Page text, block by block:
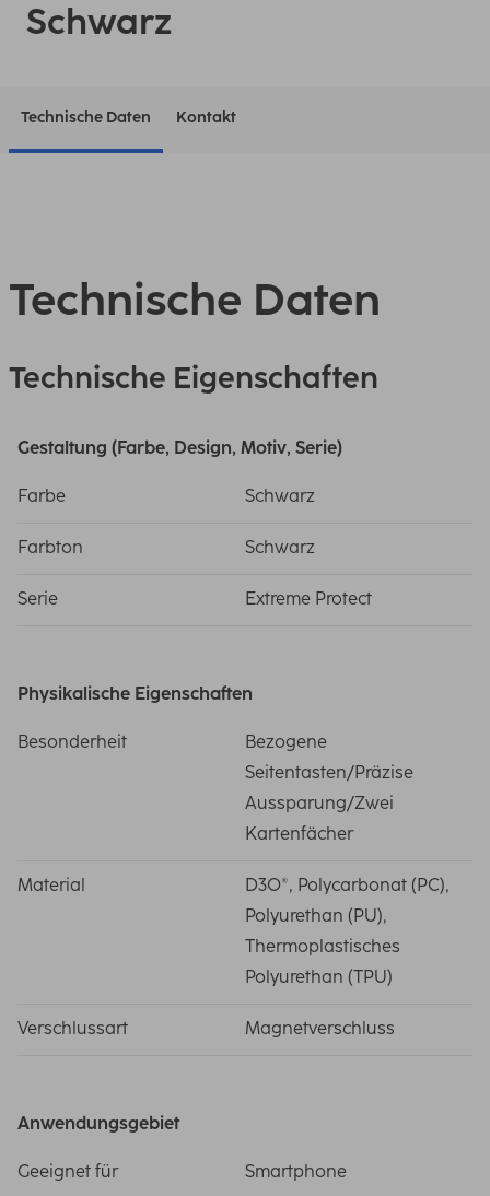
Schwarz
Technische Daten Kontakt
Technische Daten
Technische Eigenschaften
Gestaltung (Farbe, Design, Motiv, Serie)
Farbe Schwarz
Farbton Schwarz
Serie Extreme Protect
Physikalische Eigenschaften
Besonderheit
Bezogene
Seitentasten/Präzise
Aussparung/Zwei
Kartenfächer
Material
D3O®, Polycarbonat (PC),
Polyurethan (PU),
Thermoplastisches
Polyurethan (TPU)
Verschlussart Magnetverschluss
Anwendungsgebiet
Geeignet für Smartphone